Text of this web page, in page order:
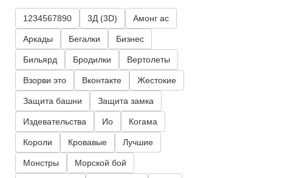
1234567890 3Д (3D) Амонг ас
Аркады Бегалки Бизнес
Бильярд Бродилки Вертолеты
Взорви это Вконтакте Жестокие
Защита башни Защита замка
Издевательства Ио Когама
Короли Кровавые Лучшие
Монстры Морской бой